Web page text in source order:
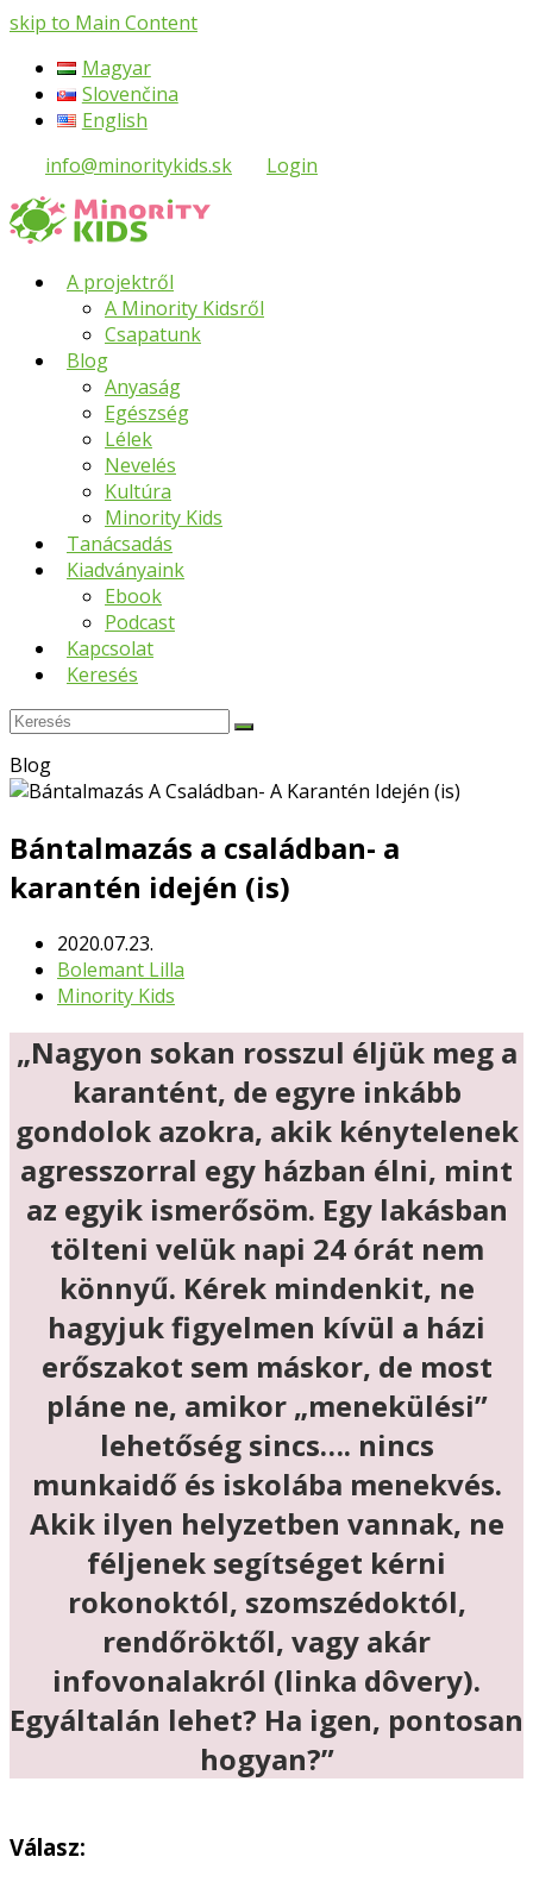
skip to Main Content
Magyar
Slovenčina
English
info@minoritykids.sk
Login
A projektről
A Minority Kidsről
Csapatunk
Blog
Anyaság
Egészség
Lélek
Nevelés
Kultúra
Minority Kids
Tanácsadás
Kiadványaink
Ebook
Podcast
Kapcsolat
Keresés
Keresés
Submit
Blog
Bántalmazás a családban- a
karantén idején (is)
2020.07.23.
Bolemant Lilla
Minority Kids
„Nagyon sokan rosszul éljük meg a
karantént, de egyre inkább
gondolok azokra, akik kénytelenek
agresszorral egy házban élni, mint
az egyik ismerősöm. Egy lakásban
tölteni velük napi 24 órát nem
könnyű. Kérek mindenkit, ne
hagyjuk figyelmen kívül a házi
erőszakot sem máskor, de most
pláne ne, amikor „menekülési”
lehetőség sincs…. nincs
munkaidő és iskolába menekvés.
Akik ilyen helyzetben vannak, ne
féljenek segítséget kérni
rokonoktól, szomszédoktól,
rendőröktől, vagy akár
infovonalakról (linka dôvery).
Egyáltalán lehet? Ha igen, pontosan
hogyan?”
Válasz: